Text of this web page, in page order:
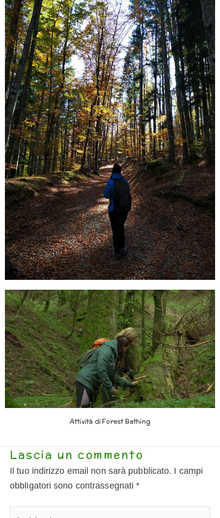
Attività di Forest Bathing
Lascia un commento
Il tuo indirizzo email non sarà pubblicato. I campi
obbligatori sono contrassegnati*